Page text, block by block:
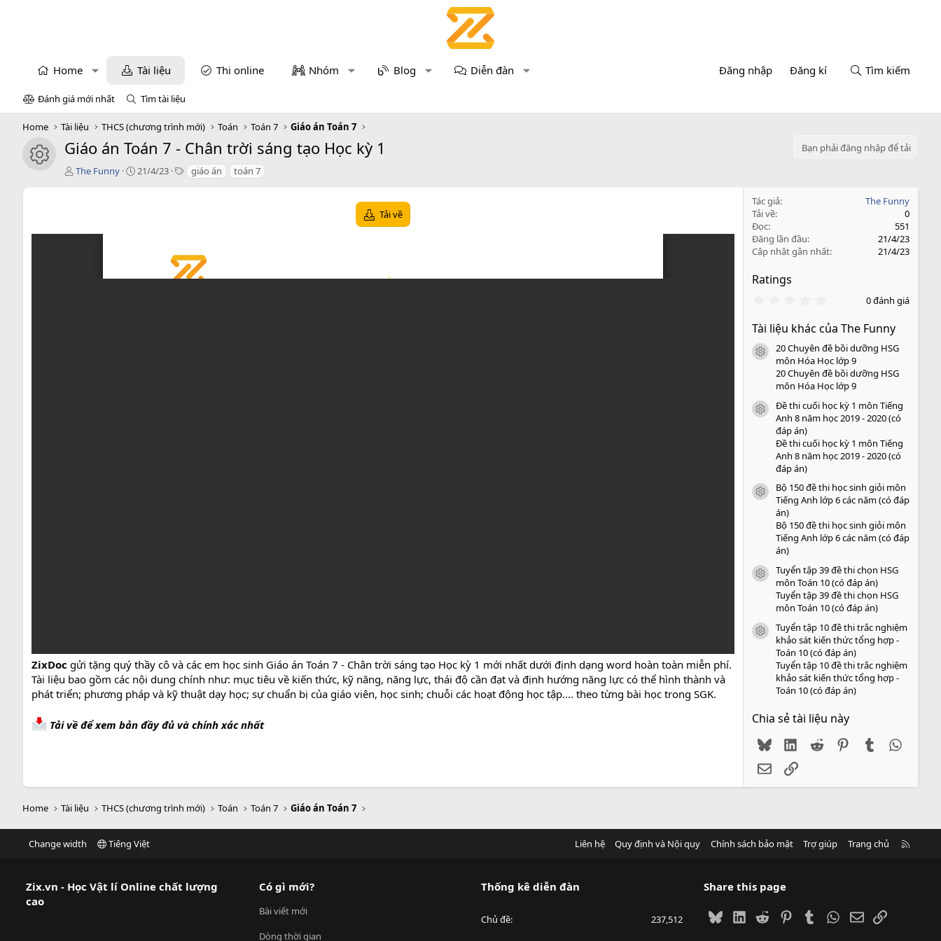
Home Tài liệu Thi online Nhóm Blog Diễn đàn Đăng nhập Đăng kí Tìm kiếm
Đánh giá mới nhất Tìm tài liệu
Home Tài liệu THCS (chương trình mới) Toán Toán 7 Giáo án Toán 7
icon tài liệu
Giáo án Toán 7 - Chân trời sáng tạo Học kỳ 1
Bạn phải đăng nhập để tải
T
ả
The Funny
C
21/4/23
T giáo án toán 7
Tải về
ZixDoc gửi tặng quý thầy cô và các em học sinh Giáo án Toán 7 - Chân trời sáng tạo Học kỳ 1 mới nhất dưới định dạng word hoàn toàn miễn phí.
Tài liệu bao gồm các nội dung chính như: mục tiêu về kiến thức, kỹ năng, năng lực, thái độ cần đạt và định hướng năng lực có thể hình thành và
phát triển; phương pháp và kỹ thuật dạy học; sự chuẩn bị của giáo viên, học sinh; chuỗi các hoạt động học tập.... theo từng bài học trong SGK.
Tải về để xem bản đầy đủ và chính xác nhất
Tác giả
The Funny
Tải về
0
Đọc
551
Đăng lần đầu
21/4/23
Cập nhật gần nhất
21/4/23
Ratings
0
0
s
a
o
0 đánh giá
Tài liệu khác của The Funny
icon tài liệu
20 Chuyên đề bồi dưỡng HSG
môn Hóa Học lớp 9
20 Chuyên đề bồi dưỡng HSG
môn Hóa Học lớp 9
icon tài liệu
Đề thi cuối học kỳ 1 môn Tiếng
Anh 8 năm học 2019 - 2020 (có
đáp án)
Đề thi cuối học kỳ 1 môn Tiếng
Anh 8 năm học 2019 - 2020 (có
đáp án)
icon tài liệu
Bộ 150 đề thi học sinh giỏi môn
Tiếng Anh lớp 6 các năm (có đáp
án)
Bộ 150 đề thi học sinh giỏi môn
Tiếng Anh lớp 6 các năm (có đáp
án)
icon tài liệu
Tuyển tập 39 đề thi chọn HSG
môn Toán 10 (có đáp án)
Tuyển tập 39 đề thi chọn HSG
môn Toán 10 (có đáp án)
icon tài liệu
Tuyển tập 10 đề thi trắc nghiệm
khảo sát kiến thức tổng hợp -
Toán 10 (có đáp án)
Tuyển tập 10 đề thi trắc nghiệm
khảo sát kiến thức tổng hợp -
Toán 10 (có đáp án)
Chia sẻ tài liệu này
BlueskyLinkedIn
Reddit PinterestTumblr
EmailLink
Home Tài liệu THCS (chương trình mới) Toán Toán 7 Giáo án Toán 7
Change width Tiếng Việt Liên hệ Quy định và Nội quy Chính sách bảo mật Trợ giúp Trang chủ
Zix.vn - Học Vật lí Online chất lượng
cao
Có gì mới?
Bài viết mới
Dòng thời gian
Thống kê diễn đàn
Chủ đề 237,512
Share this page
BlueskyLinkedIn
Reddit PinterestTumblrWhatsApp
EmailLink